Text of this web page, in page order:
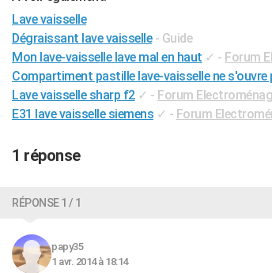
Lave vaisselle
Dégraissant lave vaisselle - Guide
Mon lave-vaisselle lave mal en haut ✓ - Forum
Compartiment pastille lave-vaisselle ne s'ouvre
Lave vaisselle sharp f2 ✓ - Forum
E31 lave vaisselle siemens ✓ - Forum
1 réponse
RÉPONSE 1 / 1
papy35
1 avr. 2014 à 18:14